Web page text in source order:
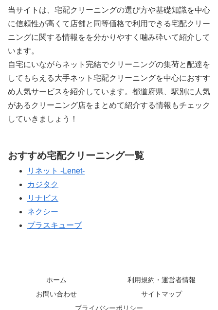
当サイトは、宅配クリーニングの選び方や基礎知識を中心
に信頼性が高くて店舗と同等価格で利用できる宅配クリー
ニングに関する情報をを分かりやすく噛み砕いて紹介して
います。
自宅にいながらネット完結でクリーニングの集荷と配達を
してもらえる大手ネット宅配クリーニングを中心におすす
め人気サービスを紹介しています。都道府県、駅別に人気
があるクリーニング店をまとめて紹介する情報もチェック
していきましょう！
おすすめ宅配クリーニング一覧
リネット -Lenet-
カジタク
リナビス
ネクシー
プラスキューブ
ホーム
利用規約・運営者情報
お問い合わせ
サイトマップ
プライバシーポリシー